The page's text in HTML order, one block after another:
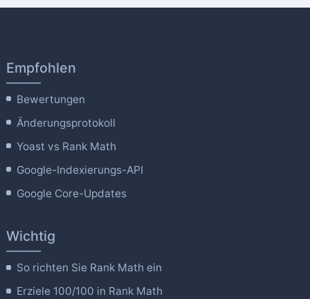
Empfohlen
Bewertungen
Änderungsprotokoll
Yoast vs Rank Math
Google-Indexierungs-API
Google Core-Updates
Wichtig
So richten Sie Rank Math ein
Erziele 100/100 in Rank Math